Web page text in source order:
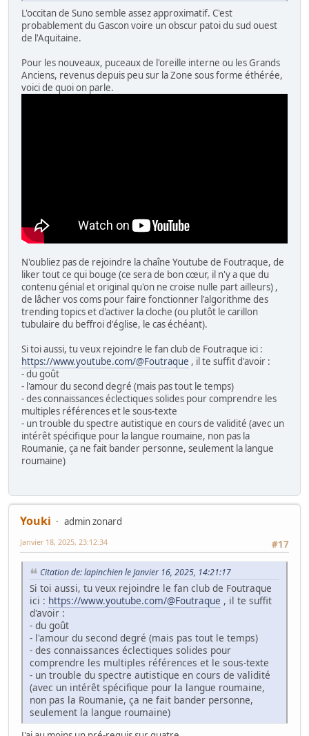
L'occitan de Suno semble assez approximatif. C'est
probablement du Gascon voire un obscur patoi du sud ouest
de l'Aquitaine.
Pour les nouveaux, puceaux de l'oreille interne ou les Grands
Anciens, revenus depuis peu sur la Zone sous forme éthérée,
voici de quoi on parle.
N'oubliez pas de rejoindre la chaîne Youtube de Foutraque, de
liker tout ce qui bouge (ce sera de bon cœur, il n'y a que du
contenu génial et original qu'on ne croise nulle part ailleurs) ,
de lâcher vos coms pour faire fonctionner l'algorithme des
trending topics et d'activer la cloche (ou plutôt le carillon
tubulaire du beffroi d'église, le cas échéant).
Si toi aussi, tu veux rejoindre le fan club de Foutraque ici :
https://www.youtube.com/@Foutraque , il te suffit d'avoir :
- du goût
- l'amour du second degré (mais pas tout le temps)
- des connaissances éclectiques solides pour comprendre les
multiples références et le sous-texte
- un trouble du spectre autistique en cours de validité (avec un
intérêt spécifique pour la langue roumaine, non pas la
Roumanie, ça ne fait bander personne, seulement la langue
roumaine)
Youki
admin zonard
#17
Janvier 18, 2025, 23:12:34
Citation de: lapinchien le Janvier 16, 2025, 14:21:17
Si toi aussi, tu veux rejoindre le fan club de Foutraque
ici : https://www.youtube.com/@Foutraque , il te suffit
d'avoir :
- du goût
- l'amour du second degré (mais pas tout le temps)
- des connaissances éclectiques solides pour
comprendre les multiples références et le sous-texte
- un trouble du spectre autistique en cours de validité
(avec un intérêt spécifique pour la langue roumaine,
non pas la Roumanie, ça ne fait bander personne,
seulement la langue roumaine)